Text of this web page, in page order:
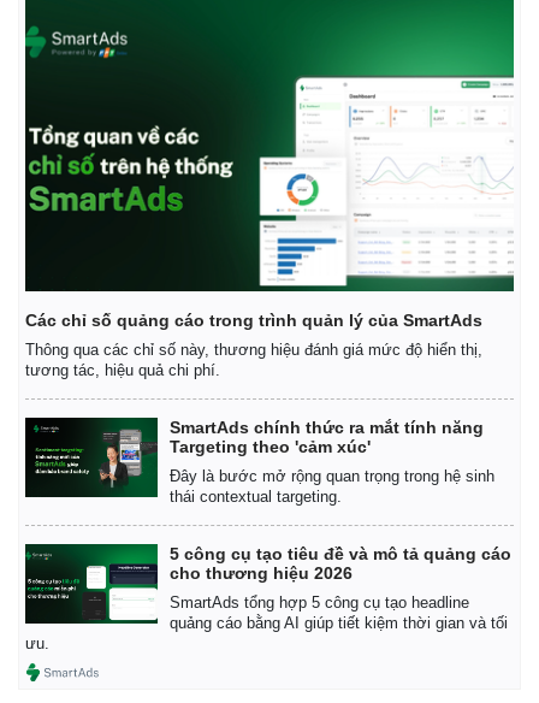
Thể thao
eSports
Hậu trường
Ô tô - Xe máy
Ô tô
Xe máy
Các chỉ số quảng cáo trong trình quản lý của SmartAds
Thông qua các chỉ số này, thương hiệu đánh giá mức độ hiển thị,
tương tác, hiệu quả chi phí.
SmartAds chính thức ra mắt tính năng
Targeting theo 'cảm xúc'
Đây là bước mở rộng quan trọng trong hệ sinh
thái contextual targeting.
5 công cụ tạo tiêu đề và mô tả quảng cáo
cho thương hiệu 2026
SmartAds tổng hợp 5 công cụ tạo headline
quảng cáo bằng AI giúp tiết kiệm thời gian và tối
ưu.